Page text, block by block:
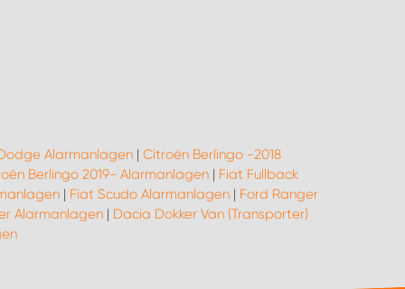
Alarmanlagen| Citroën Berlingo -2018
Berlingo 2019- Alarmanlagen | Fiat Fullback
| Fiat Scudo Alarmanlagen| Ford Ranger
Alarmanlagen | Dacia Dokker Van (Transporter)